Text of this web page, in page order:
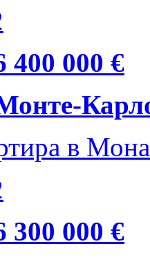
400 000 €
в
300 000 €